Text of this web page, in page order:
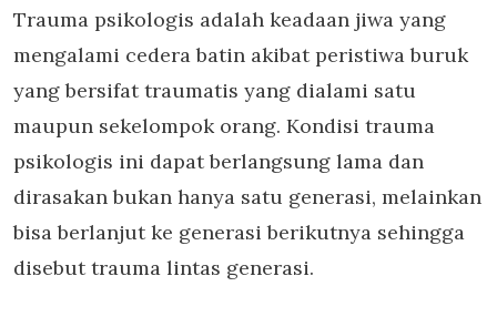
Trauma psikologis adalah keadaan jiwa yang
mengalami cedera batin akibat peristiwa buruk
yang bersifat traumatis yang dialami satu
maupun sekelompok orang. Kondisi trauma
psikologis ini dapat berlangsung lama dan
dirasakan bukan hanya satu generasi, melainkan
bisa berlanjut ke generasi berikutnya sehingga
disebut trauma lintas generasi.